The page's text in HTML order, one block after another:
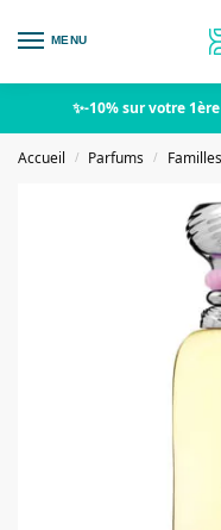
MENU
✨-10% sur votre
Accueil / Parfums /